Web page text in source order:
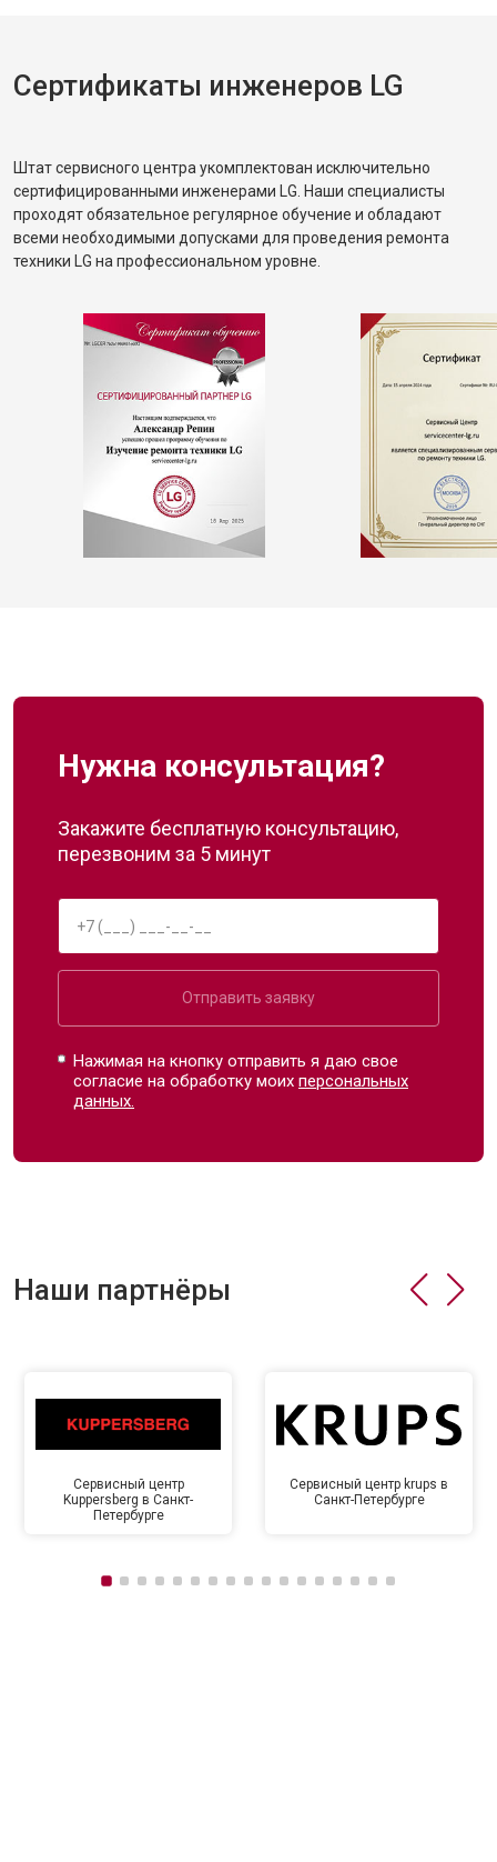
Сертификаты инженеров LG
Штат сервисного центра укомплектован исключительно
сертифицированными инженерами LG. Наши специалисты
проходят обязательное регулярное обучение и обладают
всеми необходимыми допусками для проведения ремонта
техники LG на профессиональном уровне.
Нужна консультация?
Закажите бесплатную консультацию,
перезвоним за 5 минут
Отправить заявку
Нажимая на кнопку отправить я даю свое
согласие на обработку моихперсональных
данных.
Наши партнёры
Сервисный центр
Kuppersberg в Санкт-
Петербурге
Сервисный центр krups в
Санкт-Петербурге